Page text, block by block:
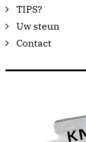
TIPS?
Uw steun
Contact